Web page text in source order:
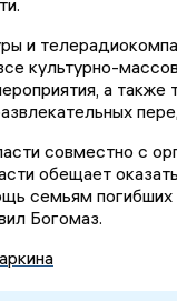
и
культурно-
а также
совместно с
обещает
семьям погибших
Богомаз.